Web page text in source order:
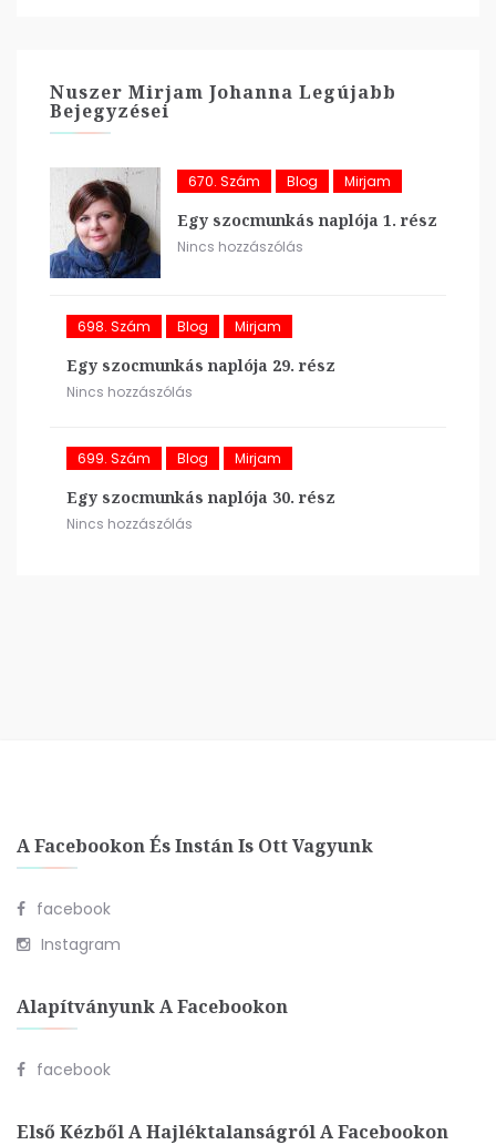
Nuszer Mirjam Johanna Legújabb
Bejegyzései
670. Szám Blog Mirjam
Egy szocmunkás naplója 1. rész
Nincs hozzászólás
698. Szám Blog Mirjam
Egy szocmunkás naplója 29. rész
Nincs hozzászólás
699. Szám Blog Mirjam
Egy szocmunkás naplója 30. rész
Nincs hozzászólás
A Facebookon És Instán Is Ott Vagyunk
facebook
Instagram
Alapítványunk A Facebookon
facebook
Első Kézből A Hajléktalanságról A Facebookon